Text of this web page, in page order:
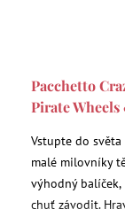
Pacchetto
Pirate
Vstupte do
malé milovníky
výhodný
chuť závodit.